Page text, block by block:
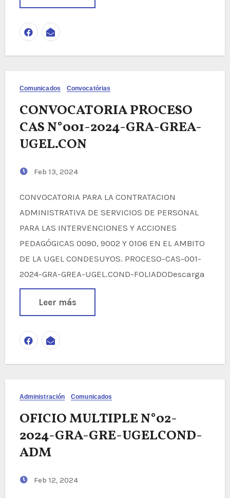
Comunicados Convocatórias
CONVOCATORIA PROCESO
CAS N°001-2024-GRA-GREA-
UGEL.CON
Feb 13, 2024
CONVOCATORIA PARA LA CONTRATACION
ADMINISTRATIVA DE SERVICIOS DE PERSONAL
PARA LAS INTERVENCIONES Y ACCIONES
PEDAGÓGICAS 0090, 9002 Y 0106 EN EL AMBITO
DE LA UGEL CONDESUYOS. PROCESO-CAS-001-
2024-GRA-GREA-UGEL.COND-FOLIADODescarga
Leer más
Administración Comunicados
OFICIO MULTIPLE N°02-
2024-GRA-GRE-UGELCOND-
ADM
Feb 12, 2024